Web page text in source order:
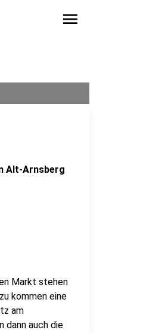
menu
Alt-Arnsberg
Markt stehen
kommen eine
am
dann auch die